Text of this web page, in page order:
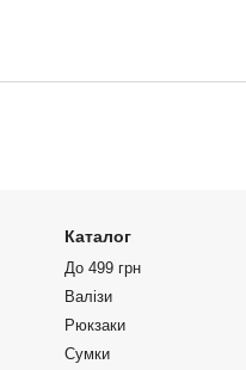
Каталог
До 499 грн
Валізи
Рюкзаки
Сумки